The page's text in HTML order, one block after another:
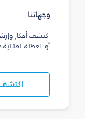
وجهاتنا
اكتشف أفكار
أو العطلة
اكتشف